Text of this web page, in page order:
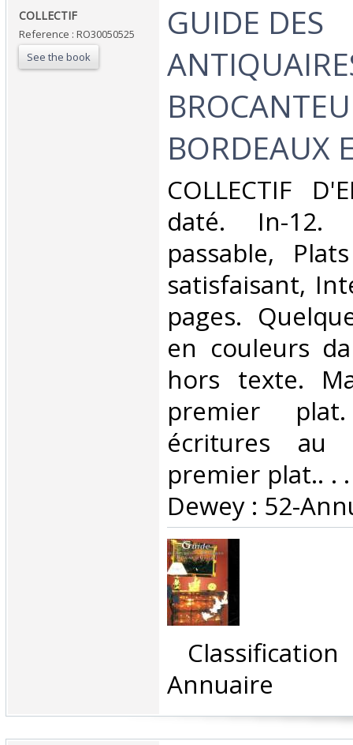
‎COLLECTIF‎
Reference : RO30050525
See the book
‎GUIDE DES
BORDEAUX
‎COLLECTIF
daté. In-12.
passable,
satisfaisant,
pages.
en couleurs
hors texte.
premier
écritures
premier plat.. .
Dewey : 52-
Annuaire‎